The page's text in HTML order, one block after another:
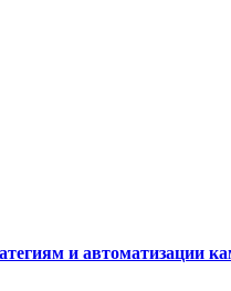
и автоматизации